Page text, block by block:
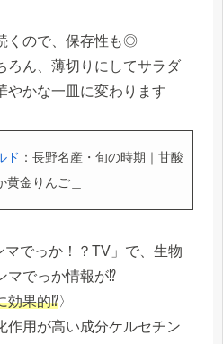
くので、保存性も◎
ろん、薄切りにしてサラダ
やかな一皿に変わります
ド ：長野名産・旬の時期｜甘酸
黄金りんご＿
でっか！？TV」で、生物
マでっか情報が⁉
効果的⁉〉
作用が高い成分ケルセチン